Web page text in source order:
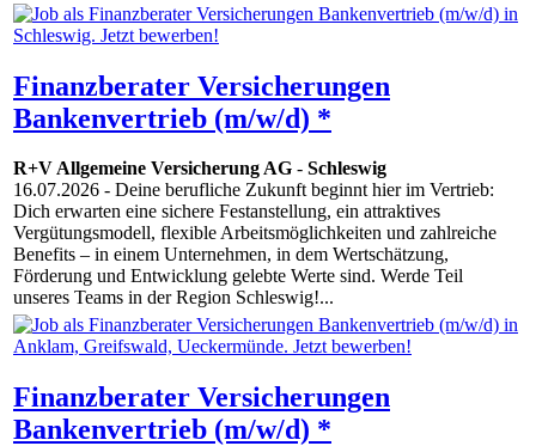
Finanzberater Versicherungen
Bankenvertrieb (m/w/d) *
R+V Allgemeine Versicherung AG - Schleswig
16.07.2026 - Deine berufliche Zukunft beginnt hier im Vertrieb:
Dich erwarten eine sichere Festanstellung, ein attraktives
Vergütungsmodell, flexible Arbeitsmöglichkeiten und zahlreiche
Benefits – in einem Unternehmen, in dem Wertschätzung,
Förderung und Entwicklung gelebte Werte sind. Werde Teil
unseres Teams in der Region Schleswig!...
Finanzberater Versicherungen
Bankenvertrieb (m/w/d) *